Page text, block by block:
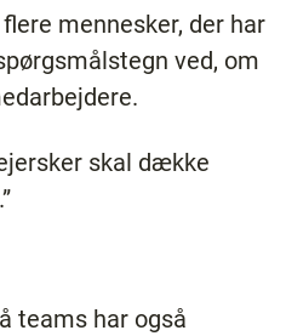
mennesker, der har
ved, om
skal dække
teams har også